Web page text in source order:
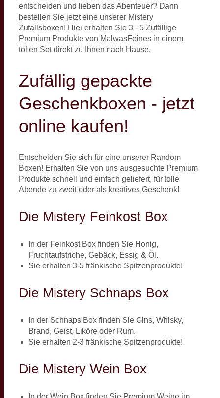
entscheiden und lieben das Abenteuer? Dann
bestellen Sie jetzt eine unserer Mistery
Zufallsboxen! Hier erhalten Sie 3 - 5 Zufällige
Premium Produkte von MalwasFeines in einem
tollen Set direkt zu Ihnen nach Hause.
Zufällig gepackte
Geschenkboxen - jetzt
online kaufen!
Entscheiden Sie sich für eine unserer Random
Boxen! Erhalten Sie von uns ausgesuchte Premium
Produkte schnell und einfach geliefert, für tolle
Abende zu zweit oder als kreatives Geschenk!
Die Mistery Feinkost Box
In der Feinkost Box finden Sie Honig,
Fruchtaufstriche, Gebäck, Essig & Öl.
Sie erhalten 3-5 fränkische Spitzenprodukte!
Die Mistery Schnaps Box
In der Schnaps Box finden Sie Gins, Whisky,
Brand, Geist, Liköre oder Rum.
Sie erhalten 2-3 fränkische Spitzenprodukte!
Die Mistery Wein Box
In der Wein Box finden Sie Premium Weine im